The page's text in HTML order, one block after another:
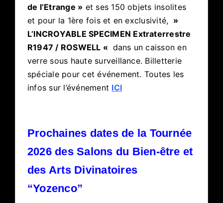
de l’Etrange » et ses 150 objets insolites
et pour la 1ère fois et en exclusivité, »
L’INCROYABLE SPECIMEN Extraterrestre
R1947 / ROSWELL « dans un caisson en
verre sous haute surveillance. Billetterie
spéciale pour cet événement. Toutes les
infos sur l’événement ICI
Prochaines dates de la Tournée
2026 des Salons du Bien-être et
des Arts Divinatoires
“Yozenco”